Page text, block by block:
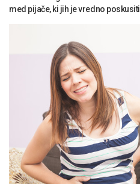
med pijače, ki jih je vredno poskusiti